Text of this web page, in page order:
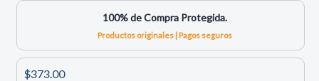
100% de Compra Protegida.
Productos originales | Pagos seguros
$373.00